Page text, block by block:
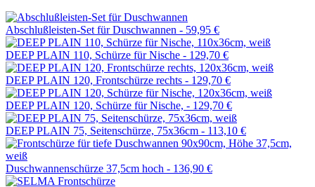
Abschlußleisten-Set für Duschwannen - 59,95 €
DEEP PLAIN 110, Schürze für Nische - 129,70 €
DEEP PLAIN 120, Frontschürze rechts - 129,70 €
DEEP PLAIN 120, Schürze für Nische, - 129,70 €
DEEP PLAIN 75, Seitenschürze, 75x36cm - 113,10 €
Duschwannenschürze 37,5cm hoch - 136,90 €